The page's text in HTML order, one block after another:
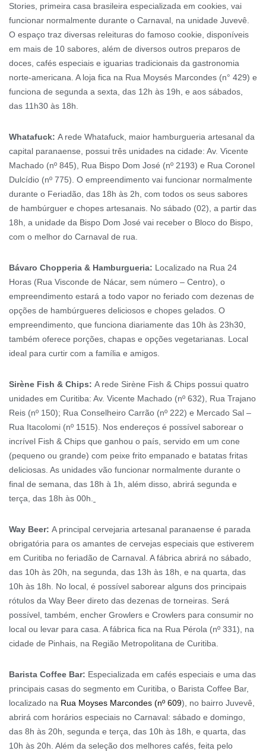
Stories, primeira casa brasileira especializada em cookies, vai
funcionar normalmente durante o Carnaval, na unidade Juvevê.
O espaço traz diversas releituras do famoso cookie, disponíveis
em mais de 10 sabores, além de diversos outros preparos de
doces, cafés especiais e iguarias tradicionais da gastronomia
norte-americana. A loja fica na Rua Moysés Marcondes (n° 429) e
funciona de segunda a sexta, das 12h às 19h, e aos sábados,
das 11h30 às 18h.
Whatafuck: A rede Whatafuck, maior hamburgueria artesanal da
capital paranaense, possui três unidades na cidade: Av. Vicente
Machado (nº 845), Rua Bispo Dom José (nº 2193) e Rua Coronel
Dulcídio (nº 775). O empreendimento vai funcionar normalmente
durante o Feriadão, das 18h às 2h, com todos os seus sabores
de hambúrguer e chopes artesanais. No sábado (02), a partir das
18h, a unidade da Bispo Dom José vai receber o Bloco do Bispo,
com o melhor do Carnaval de rua.
Bávaro Chopperia & Hamburgueria: Localizado na Rua 24
Horas (Rua Visconde de Nácar, sem número – Centro), o
empreendimento estará a todo vapor no feriado com dezenas de
opções de hambúrgueres deliciosos e chopes gelados. O
empreendimento, que funciona diariamente das 10h às 23h30,
também oferece porções, chapas e opções vegetarianas. Local
ideal para curtir com a família e amigos.
Sirène Fish & Chips: A rede Sirène Fish & Chips possui quatro
unidades em Curitiba: Av. Vicente Machado (nº 632), Rua Trajano
Reis (nº 150); Rua Conselheiro Carrão (nº 222) e Mercado Sal –
Rua Itacolomi (nº 1515). Nos endereços é possível saborear o
incrível Fish & Chips que ganhou o país, servido em um cone
(pequeno ou grande) com peixe frito empanado e batatas fritas
deliciosas. As unidades vão funcionar normalmente durante o
final de semana, das 18h à 1h, além disso, abrirá segunda e
terça, das 18h às 00h.
Way Beer: A principal cervejaria artesanal paranaense é parada
obrigatória para os amantes de cervejas especiais que estiverem
em Curitiba no feriadão de Carnaval. A fábrica abrirá no sábado,
das 10h às 20h, na segunda, das 13h às 18h, e na quarta, das
10h às 18h. No local, é possível saborear alguns dos principais
rótulos da Way Beer direto das dezenas de torneiras. Será
possível, também, encher Growlers e Crowlers para consumir no
local ou levar para casa. A fábrica fica na Rua Pérola (nº 331), na
cidade de Pinhais, na Região Metropolitana de Curitiba.
Barista Coffee Bar: Especializada em cafés especiais e uma das
principais casas do segmento em Curitiba, o Barista Coffee Bar,
localizado na Rua Moyses Marcondes (nº 609), no bairro Juvevê,
abrirá com horários especiais no Carnaval: sábado e domingo,
das 8h às 20h, segunda e terça, das 10h às 18h, e quarta, das
10h às 20h. Além da seleção dos melhores cafés, feita pelo